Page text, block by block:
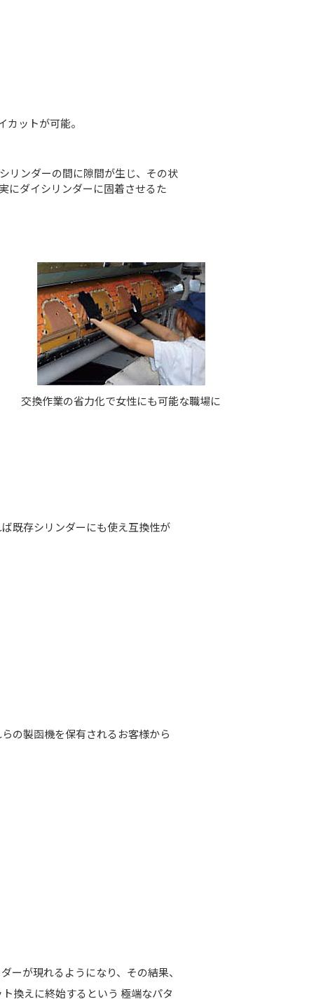
ットが可能。
リンダーの間に隙間が生じ、その状
にダイシリンダーに固着させるた
交換作業の省力化で女性にも可能な職場に
既存シリンダーにも使え互換性が
の製函機を保有されるお客様から
ーが現れるようになり、その結果、
換えに終始するという 極端なパタ